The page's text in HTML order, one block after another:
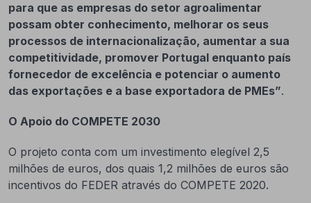
para que as empresas do setor agroalimentar
possam obter conhecimento, melhorar os seus
processos de internacionalização, aumentar a sua
competitividade, promover Portugal enquanto país
fornecedor de excelência e potenciar o aumento
das exportações e a base exportadora de PMEs”.
O Apoio do COMPETE 2030
O projeto conta com um investimento elegível 2,5
milhões de euros, dos quais 1,2 milhões de euros são
incentivos do FEDER através do COMPETE 2020.